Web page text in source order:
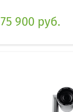
75 900 руб.